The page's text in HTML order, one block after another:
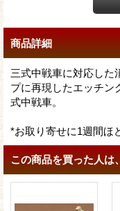
商品詳細
三式中戦車に対応した
プに再現したエッチン
式中戦車。
*お取り寄せに1週間ほ
この商品を買った人は